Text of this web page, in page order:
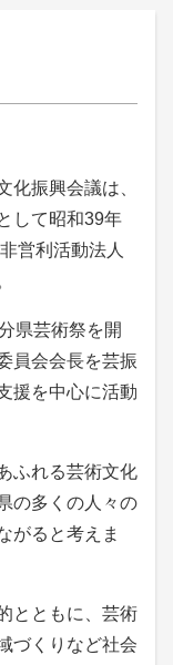
振興会議は、
して昭和39年
営利活動法人
県芸術祭を開
員会会長を芸振
援を中心に活動
ふれる芸術文化
の多くの人々の
がると考えま
とともに、芸術
づくりなど社会